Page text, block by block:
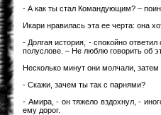
- А как ты стал Командующим? –
Икари нравилась эта ее черта: она
- Долгая история, - спокойно
полуслове. – Не люблю говорить об
Несколько минут они молчали,
- Скажи, зачем ты так с парнями?
- Амира, - он тяжело вздохнул, -
ему дорог.